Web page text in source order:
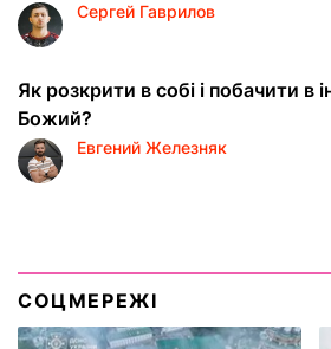
Сергей Гаврилов
Як розкрити в собі і побачити в
Божий?
Евгений Железняк
СОЦМЕРЕЖІ